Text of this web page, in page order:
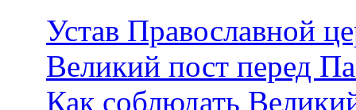
Устав Православной
Великий пост перед
Как соблюдать